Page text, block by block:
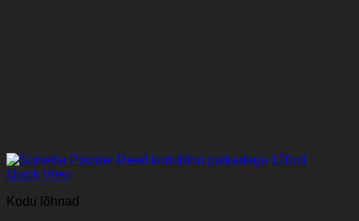
Quick View
Kodu lõhnad